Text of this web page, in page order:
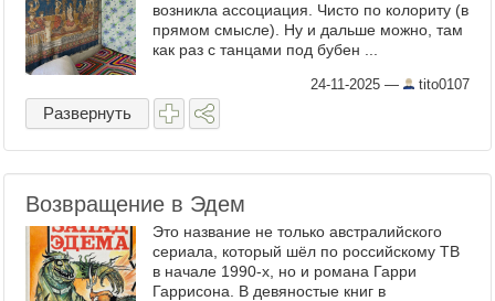
возникла ассоциация. Чисто по колориту (в
прямом смысле). Ну и дальше можно, там
как раз с танцами под бубен ...
24-11-2025 — tito0107
Развернуть
Возвращение в Эдем
Это название не только австралийского
сериала, который шёл по российскому ТВ
в начале 1990-х, но и романа Гарри
Гаррисона. В девяностые книг в